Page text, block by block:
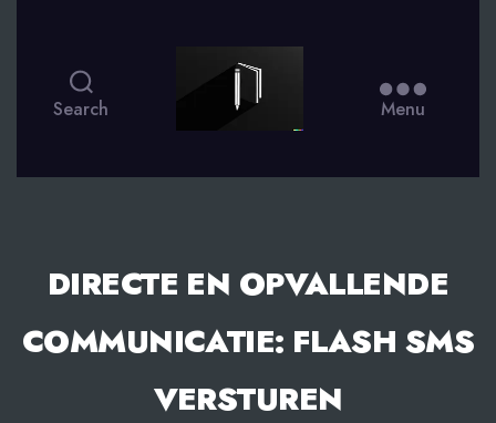
Search Menu
DIRECTE EN OPVALLENDE
COMMUNICATIE: FLASH SMS
VERSTUREN